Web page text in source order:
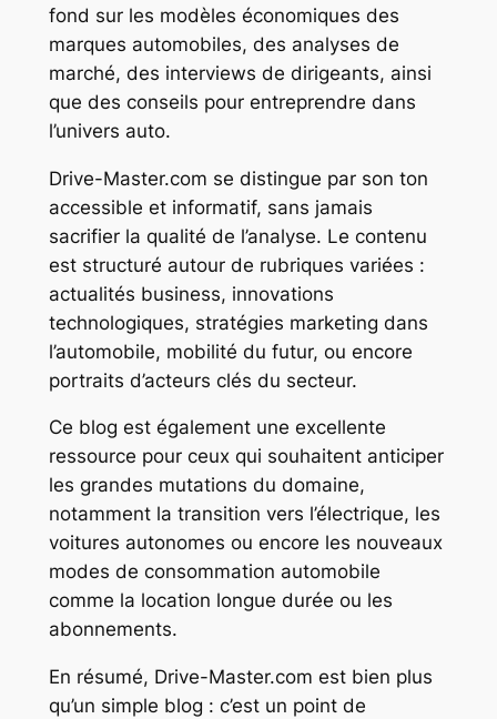
fond sur les modèles économiques des
marques automobiles, des analyses de
marché, des interviews de dirigeants, ainsi
que des conseils pour entreprendre dans
l’univers auto.
Drive-Master.com se distingue par son ton
accessible et informatif, sans jamais
sacrifier la qualité de l’analyse. Le contenu
est structuré autour de rubriques variées :
actualités business, innovations
technologiques, stratégies marketing dans
l’automobile, mobilité du futur, ou encore
portraits d’acteurs clés du secteur.
Ce blog est également une excellente
ressource pour ceux qui souhaitent anticiper
les grandes mutations du domaine,
notamment la transition vers l’électrique, les
voitures autonomes ou encore les nouveaux
modes de consommation automobile
comme la location longue durée ou les
abonnements.
En résumé, Drive-Master.com est bien plus
qu’un simple blog : c’est un point de